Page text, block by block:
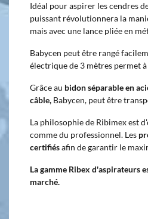
Idéal pour aspirer les cendres
puissant révolutionnera la
mais avec une lance pliée en
Babycen peut être rangé
électrique de 3 mètres permet
Grâce au bidon séparable en
câble, Babycen, peut être
La philosophie de Ribimex est
comme du professionnel. Les
certifiésafin de garantir le
La gamme Ribex d'aspirateurs
marché.